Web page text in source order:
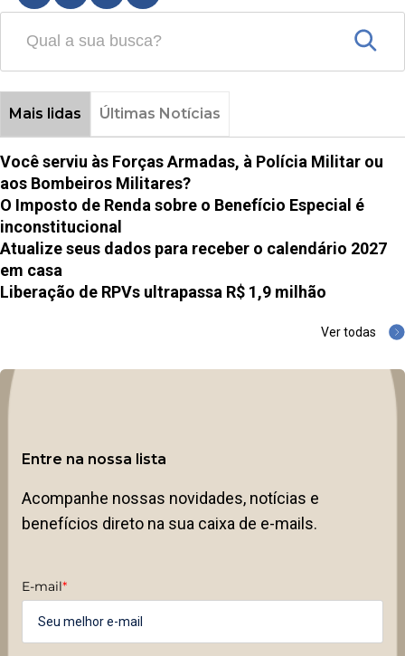
Mais lidas Últimas Notícias
Você serviu às Forças Armadas, à Polícia Militar ou
aos Bombeiros Militares?
O Imposto de Renda sobre o Benefício Especial é
inconstitucional
Atualize seus dados para receber o calendário 2027
em casa
Liberação de RPVs ultrapassa R$ 1,9 milhão
Ver todas
Entre na nossa lista
Acompanhe nossas novidades, notícias e
benefícios direto na sua caixa de e-mails.
E-mail*